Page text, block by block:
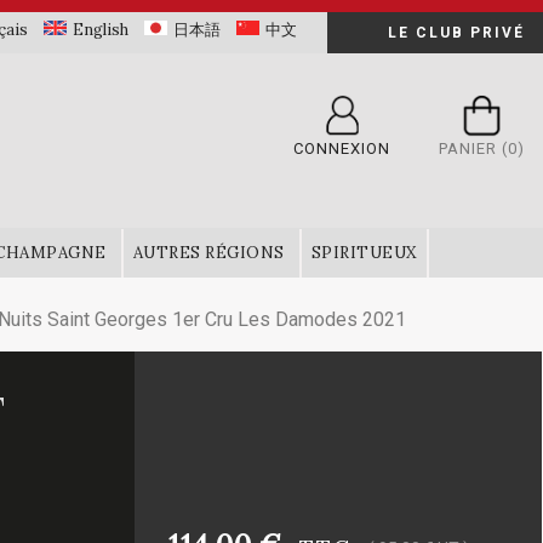
English 日本語 中文 LE CLUB PRIVÉ
CONNEXION PANIER (0)
AUTRES RÉGIONS SPIRITUEUX
Saint Georges 1er Cru Les Damodes 2021